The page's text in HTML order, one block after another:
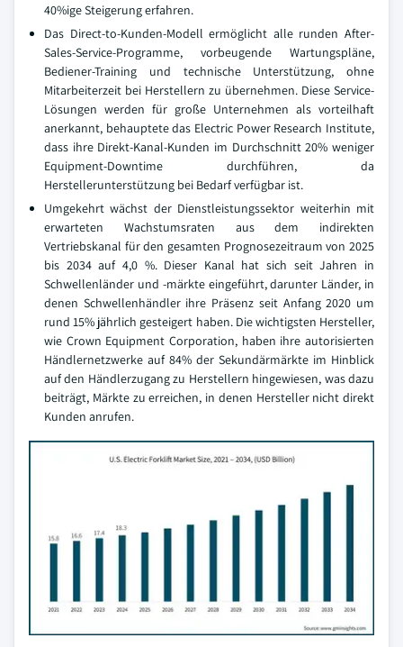
40%ige Steigerung erfahren.
Das Direct-to-Kunden-Modell ermöglicht alle runden After-
Sales-Service-Programme, vorbeugende Wartungspläne,
Bediener-Training und technische Unterstützung, ohne
Mitarbeiterzeit bei Herstellern zu übernehmen. Diese Service-
Lösungen werden für große Unternehmen als vorteilhaft
anerkannt, behauptete das Electric Power Research Institute,
dass ihre Direkt-Kanal-Kunden im Durchschnitt 20% weniger
Equipment-Downtime durchführen, da
Herstellerunterstützung bei Bedarf verfügbar ist.
Umgekehrt wächst der Dienstleistungssektor weiterhin mit
erwarteten Wachstumsraten aus dem indirekten
Vertriebskanal für den gesamten Prognosezeitraum von 2025
bis 2034 auf 4,0 %. Dieser Kanal hat sich seit Jahren in
Schwellenländer und -märkte eingeführt, darunter Länder, in
denen Schwellenhändler ihre Präsenz seit Anfang 2020 um
rund 15% jährlich gesteigert haben. Die wichtigsten Hersteller,
wie Crown Equipment Corporation, haben ihre autorisierten
Händlernetzwerke auf 84% der Sekundärmärkte im Hinblick
auf den Händlerzugang zu Herstellern hingewiesen, was dazu
beiträgt, Märkte zu erreichen, in denen Hersteller nicht direkt
Kunden anrufen.